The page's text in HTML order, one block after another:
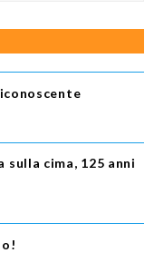
sulla cima, 125 anni